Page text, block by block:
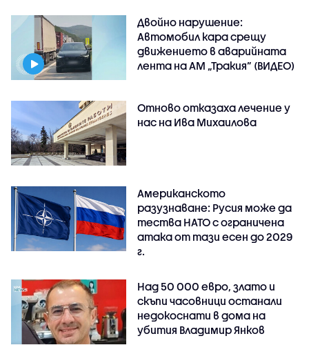
Двойно нарушение:
Автомобил кара срещу
движението в аварийната
лента на АМ „Тракия” (ВИДЕО)
Отново отказаха лечение у
нас на Ива Михаилова
Американското
разузнаване: Русия може да
тества НАТО с ограничена
атака от тази есен до 2029
г.
Над 50 000 евро, злато и
скъпи часовници останали
недокоснати в дома на
убития Владимир Янков